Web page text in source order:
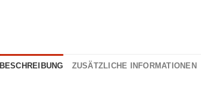
BESCHREIBUNG ZUSÄTZLICHE INFORMATIONEN